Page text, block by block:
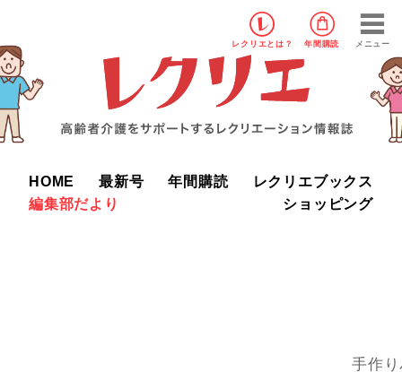
レクリエ とは？ 年間購読 メニュー
HOME 最新号 年間購読
レクリエブックス
編集部だより
ショッピング
手作